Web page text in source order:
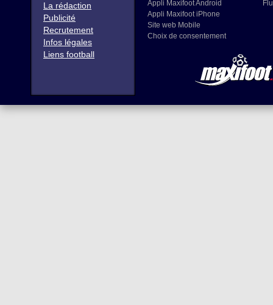
La rédaction
Publicité
Recrutement
Infos légales
Liens football
Appli Maxifoot Android
Appli Maxifoot iPhone
Site web Mobile
Choix de consentement